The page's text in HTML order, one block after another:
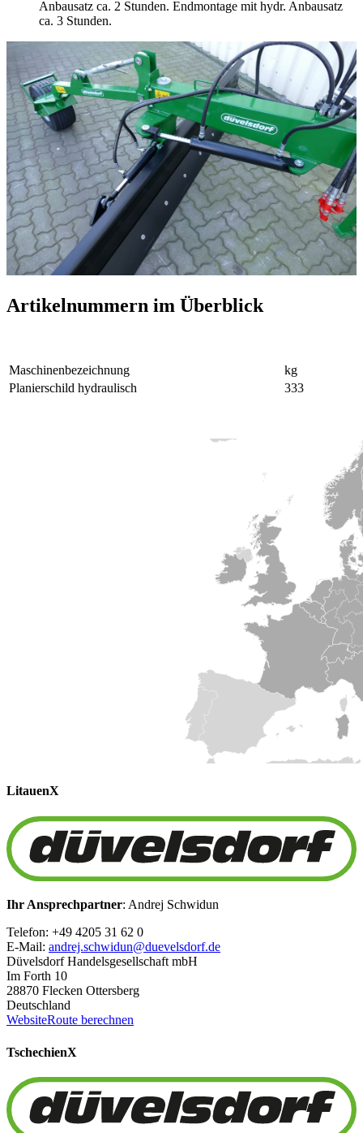
Anbausatz ca. 2 Stunden. Endmontage mit hydr. Anbausatz
ca. 3 Stunden.
Artikelnummern im Überblick
Maschinen­bezeichnung
kg
Planierschild hydraulisch
333
LitauenX
Ihr Ansprechpartner: Andrej Schwidun
Telefon: +49 4205 31 62 0
E-Mail: andrej.schwidun@duevelsdorf.de
Düvelsdorf Handelsgesellschaft mbH
Im Forth 10
28870 Flecken Ottersberg
Deutschland
WebsiteRoute berechnen
TschechienX